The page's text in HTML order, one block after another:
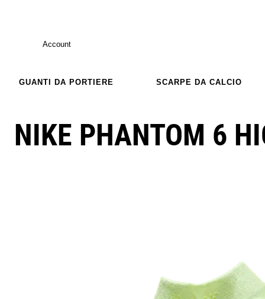
Account
GUANTI DA PORTIERE SCARPE DA CALCIO
NIKE PHANTOM 6